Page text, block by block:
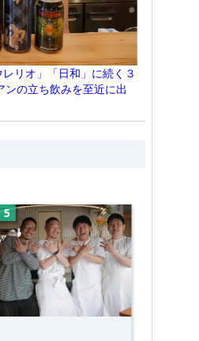
リオ」「日和」に続く３
の立ち飲みを至近に出